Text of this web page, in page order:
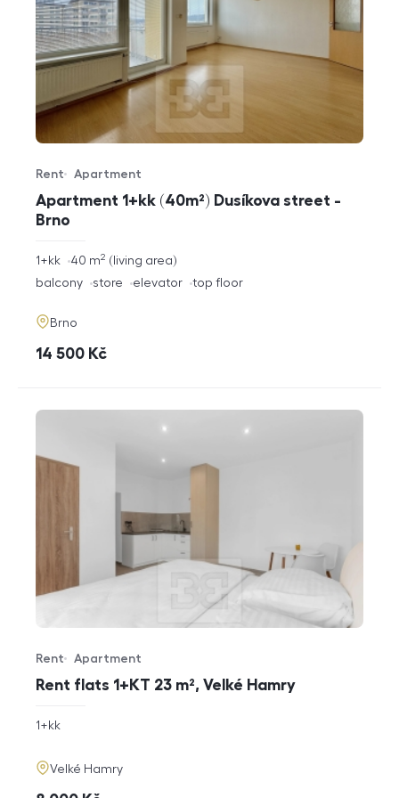
Apartment 1+kk (40m²) Dusíkova street -
Brno
Offer type
Rent
Property type
Apartment
rozměry
1+kk living area
40 m2
funkce
balcony store elevator top floor
adresa
Brno
cena
14 500 Kč
Rent flats 1+KT 23 m², Velké Hamry
Offer type
Rent
Property type
Apartment
rozměry
1+kk
adresa
Velké Hamry